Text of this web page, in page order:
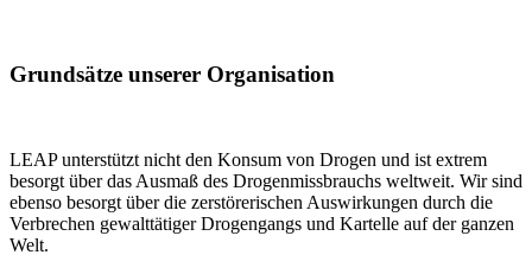
Grundsätze unserer Organisation
LEAP unterstützt nicht den Konsum von Drogen und ist extrem
besorgt über das Ausmaß des Drogenmissbrauchs weltweit. Wir sind
ebenso besorgt über die zerstörerischen Auswirkungen durch die
Verbrechen gewalttätiger Drogengangs und Kartelle auf der ganzen
Welt.